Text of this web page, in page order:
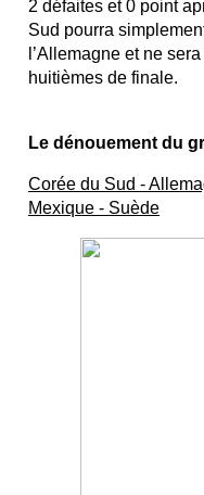
2 défaites et 0 point
Sud pourra
l’Allemagne et ne
huitièmes de finale.
Le dénouement du
Corée du Sud -
Mexique - Suède